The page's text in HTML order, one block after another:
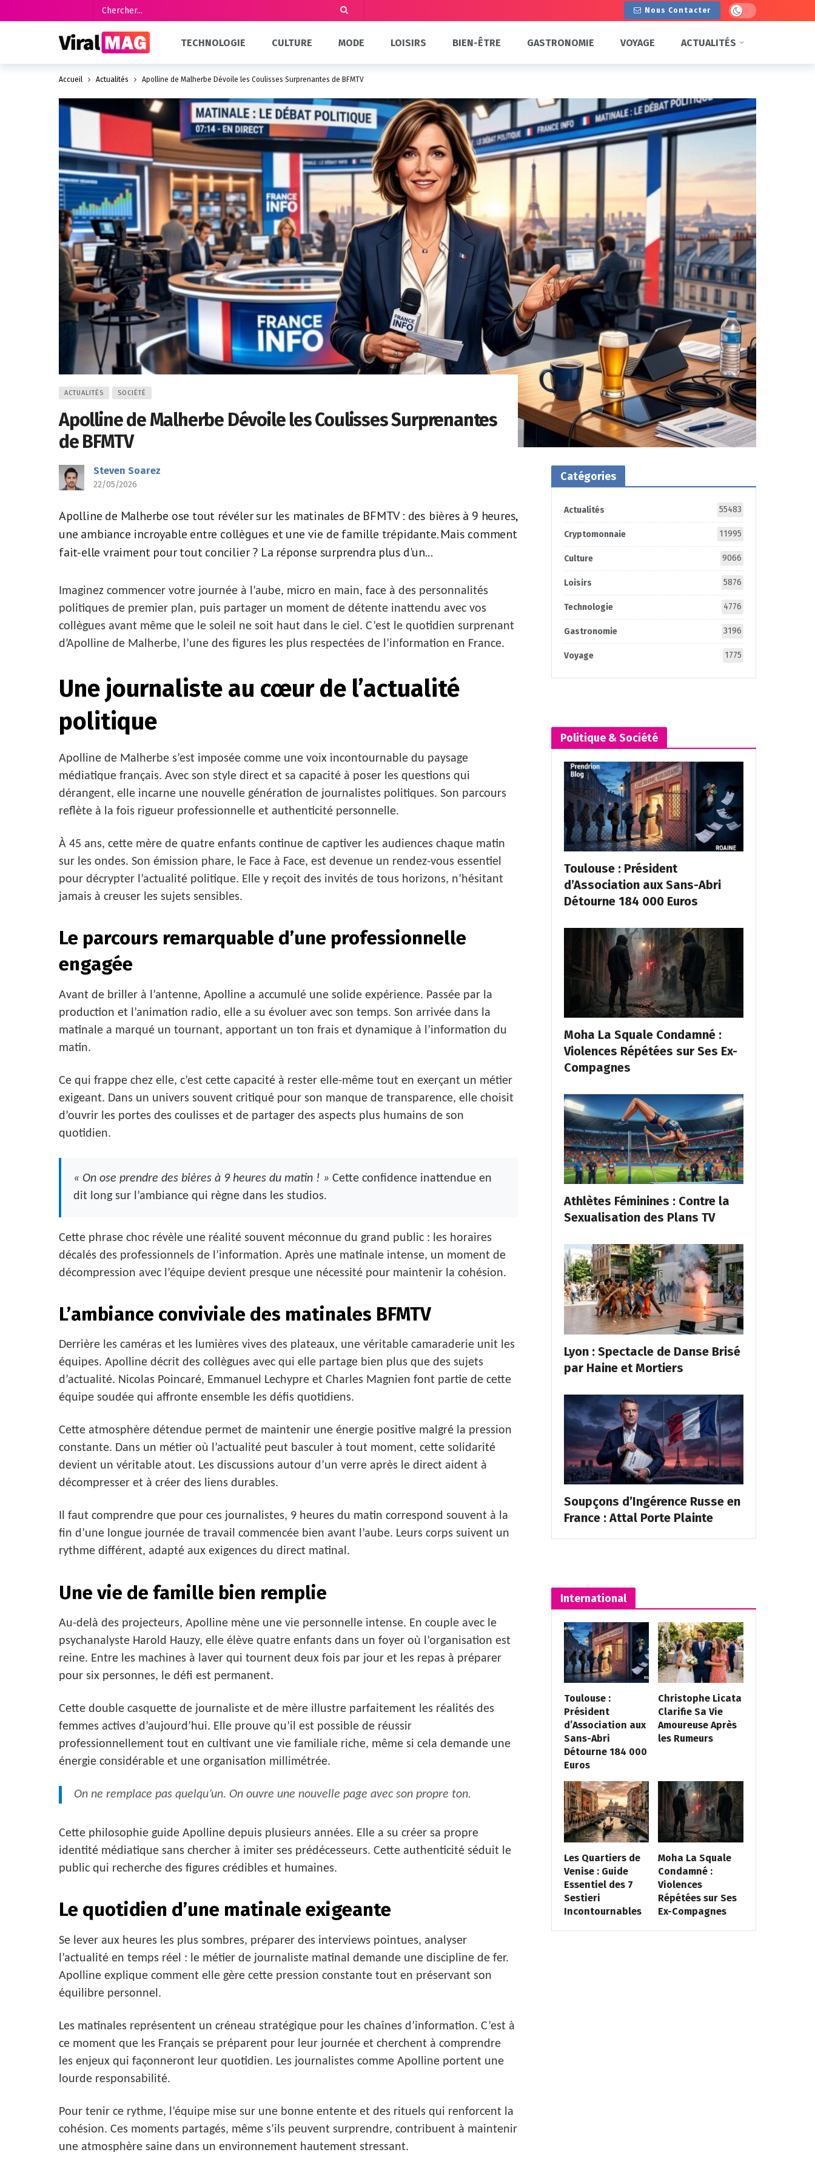
Nous Contacter Dark mode
TECHNOLOGIE CULTURE MODE LOISIRS BIEN-ÊTRE GASTRONOMIE VOYAGE ACTUALITÉS
Accueil Actualités Apolline de Malherbe Dévoile les Coulisses Surprenantes de BFMTV
ACTUALITÉS SOCIÉTÉ
Apolline de Malherbe Dévoile les Coulisses Surprenantes
de BFMTV
Steven Soarez
22/05/2026
Apolline de Malherbe ose tout révéler sur les matinales de BFMTV : des bières à 9 heures,
une ambiance incroyable entre collègues et une vie de famille trépidante. Mais comment
fait-elle vraiment pour tout concilier ? La réponse surprendra plus d'un...
Imaginez commencer votre journée à l’aube, micro en main, face à des personnalités
politiques de premier plan, puis partager un moment de détente inattendu avec vos
collègues avant même que le soleil ne soit haut dans le ciel. C’est le quotidien surprenant
d’Apolline de Malherbe, l’une des figures les plus respectées de l’information en France.
Une journaliste au cœur de l’actualité
politique
Apolline de Malherbe s’est imposée comme une voix incontournable du paysage
médiatique français. Avec son style direct et sa capacité à poser les questions qui
dérangent, elle incarne une nouvelle génération de journalistes politiques. Son parcours
reflète à la fois rigueur professionnelle et authenticité personnelle.
À 45 ans, cette mère de quatre enfants continue de captiver les audiences chaque matin
sur les ondes. Son émission phare, le Face à Face, est devenue un rendez-vous essentiel
pour décrypter l’actualité politique. Elle y reçoit des invités de tous horizons, n’hésitant
jamais à creuser les sujets sensibles.
Le parcours remarquable d’une professionnelle
engagée
Avant de briller à l’antenne, Apolline a accumulé une solide expérience. Passée par la
production et l’animation radio, elle a su évoluer avec son temps. Son arrivée dans la
matinale a marqué un tournant, apportant un ton frais et dynamique à l’information du
matin.
Ce qui frappe chez elle, c’est cette capacité à rester elle-même tout en exerçant un métier
exigeant. Dans un univers souvent critiqué pour son manque de transparence, elle choisit
d’ouvrir les portes des coulisses et de partager des aspects plus humains de son
quotidien.
« On ose prendre des bières à 9 heures du matin ! » Cette confidence inattendue en
dit long sur l’ambiance qui règne dans les studios.
Cette phrase choc révèle une réalité souvent méconnue du grand public : les horaires
décalés des professionnels de l’information. Après une matinale intense, un moment de
décompression avec l’équipe devient presque une nécessité pour maintenir la cohésion.
L’ambiance conviviale des matinales BFMTV
Derrière les caméras et les lumières vives des plateaux, une véritable camaraderie unit les
équipes. Apolline décrit des collègues avec qui elle partage bien plus que des sujets
d’actualité. Nicolas Poincaré, Emmanuel Lechypre et Charles Magnien font partie de cette
équipe soudée qui affronte ensemble les défis quotidiens.
Cette atmosphère détendue permet de maintenir une énergie positive malgré la pression
constante. Dans un métier où l’actualité peut basculer à tout moment, cette solidarité
devient un véritable atout. Les discussions autour d’un verre après le direct aident à
décompresser et à créer des liens durables.
Il faut comprendre que pour ces journalistes, 9 heures du matin correspond souvent à la
fin d’une longue journée de travail commencée bien avant l’aube. Leurs corps suivent un
rythme différent, adapté aux exigences du direct matinal.
Une vie de famille bien remplie
Au-delà des projecteurs, Apolline mène une vie personnelle intense. En couple avec le
psychanalyste Harold Hauzy, elle élève quatre enfants dans un foyer où l’organisation est
reine. Entre les machines à laver qui tournent deux fois par jour et les repas à préparer
pour six personnes, le défi est permanent.
Cette double casquette de journaliste et de mère illustre parfaitement les réalités des
femmes actives d’aujourd’hui. Elle prouve qu’il est possible de réussir
professionnellement tout en cultivant une vie familiale riche, même si cela demande une
énergie considérable et une organisation millimétrée.
On ne remplace pas quelqu’un. On ouvre une nouvelle page avec son propre ton.
Cette philosophie guide Apolline depuis plusieurs années. Elle a su créer sa propre
identité médiatique sans chercher à imiter ses prédécesseurs. Cette authenticité séduit le
public qui recherche des figures crédibles et humaines.
Le quotidien d’une matinale exigeante
Se lever aux heures les plus sombres, préparer des interviews pointues, analyser
l’actualité en temps réel : le métier de journaliste matinal demande une discipline de fer.
Apolline explique comment elle gère cette pression constante tout en préservant son
équilibre personnel.
Les matinales représentent un créneau stratégique pour les chaînes d’information. C’est à
ce moment que les Français se préparent pour leur journée et cherchent à comprendre
les enjeux qui façonneront leur quotidien. Les journalistes comme Apolline portent une
lourde responsabilité.
Pour tenir ce rythme, l’équipe mise sur une bonne entente et des rituels qui renforcent la
cohésion. Ces moments partagés, même s’ils peuvent surprendre, contribuent à maintenir
une atmosphère saine dans un environnement hautement stressant.
Catégories
Actualités 55483
Cryptomonnaie 11995
Culture 9066
Loisirs 5876
Technologie 4776
Gastronomie 3196
Voyage 1775
Politique & Société
Toulouse : Président
d’Association aux Sans-Abri
Détourne 184 000 Euros
Moha La Squale Condamné :
Violences Répétées sur Ses Ex-
Compagnes
Athlètes Féminines : Contre la
Sexualisation des Plans TV
Lyon : Spectacle de Danse Brisé
par Haine et Mortiers
Soupçons d’Ingérence Russe en
France : Attal Porte Plainte
International
Toulouse :
Président
d’Association aux
Sans-Abri
Détourne 184 000
Euros
Christophe Licata
Clarifie Sa Vie
Amoureuse Après
les Rumeurs
Les Quartiers de
Venise : Guide
Essentiel des 7
Sestieri
Incontournables
Moha La Squale
Condamné :
Violences
Répétées sur Ses
Ex-Compagnes